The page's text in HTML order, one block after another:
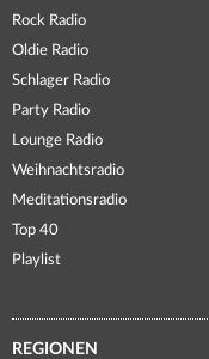
Rock Radio
Oldie Radio
Schlager Radio
Party Radio
Lounge Radio
Weihnachtsradio
Meditationsradio
Top 40
Playlist
REGIONEN